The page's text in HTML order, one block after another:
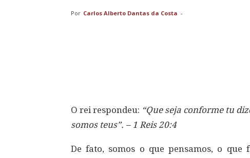
Por Carlos Alberto Dantas da Costa -
O rei respondeu: “Que seja conforme tu
somos teus”. – 1 Reis 20:4
De fato, somos o que pensamos, o que